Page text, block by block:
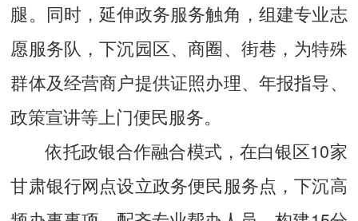
腿。同时，延伸政务服务触角，组建专业志
愿服务队，下沉园区、商圈、街巷，为特殊
群体及经营商户提供证照办理、年报指导、
政策宣讲等上门便民服务。
依托政银合作融合模式，在白银区10家
甘肃银行网点设立政务便民服务点，下沉高